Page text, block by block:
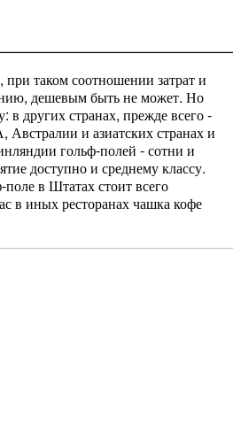
таком соотношении затрат и
дешевым быть не может. Но
в других странах, прежде всего -
и азиатских странах и
гольф-полей - сотни и
доступно и среднему классу.
в Штатах стоит всего
в иных ресторанах чашка кофе